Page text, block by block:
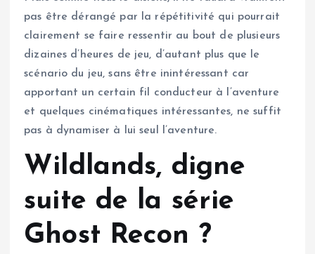
pas être dérangé par la répétitivité qui pourrait
clairement se faire ressentir au bout de plusieurs
dizaines d’heures de jeu, d’autant plus que le
scénario du jeu, sans être inintéressant car
apportant un certain fil conducteur à l’aventure
et quelques cinématiques intéressantes, ne suffit
pas à dynamiser à lui seul l’aventure.
Wildlands, digne
suite de la série
Ghost Recon ?